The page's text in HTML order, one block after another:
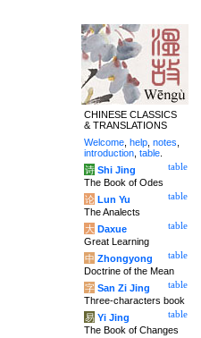
CHINESE CLASSICS
& TRANSLATIONS
Welcome help notes
introduction table
table
诗 Shi Jing
The Book of Odes
table
论 Lun Yu
The Analects
table
大 Daxue
Great Learning
table
中 Zhongyong
Doctrine of the Mean
table
字 San Zi Jing
Three-characters book
table
易 Yi Jing
The Book of Changes